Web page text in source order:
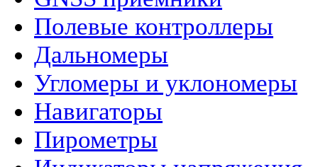
Полевые контроллеры
Дальномеры
Угломеры и уклономеры
Навигаторы
Пирометры